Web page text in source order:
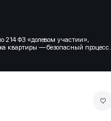
214 ФЗ «долевом участии»,
квартиры — безопасный процесс.